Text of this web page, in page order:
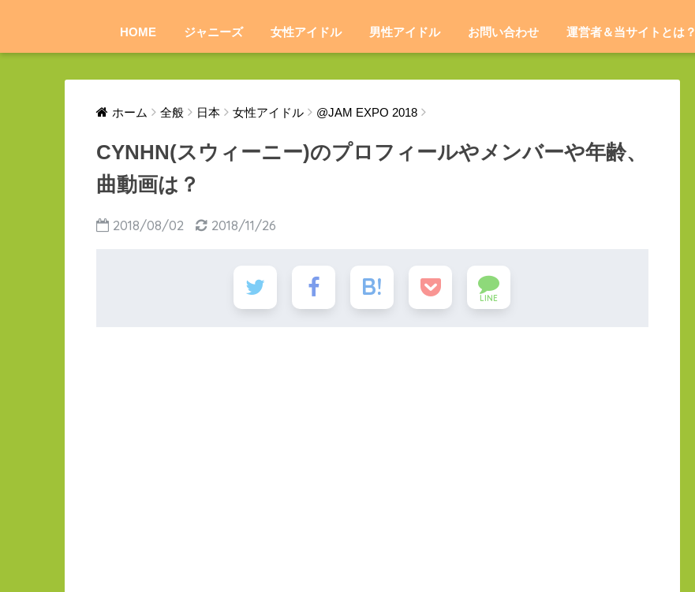
HOME ジャニーズ 女性アイドル 男性アイドル お問い合わせ 運営者＆当サイトとは？
ホーム 全般 日本 女性アイドル @JAM EXPO 2018
CYNHN(スウィーニー)のプロフィールやメンバーや年齢、
曲動画は？
2018/08/02 2018/11/26
LINE